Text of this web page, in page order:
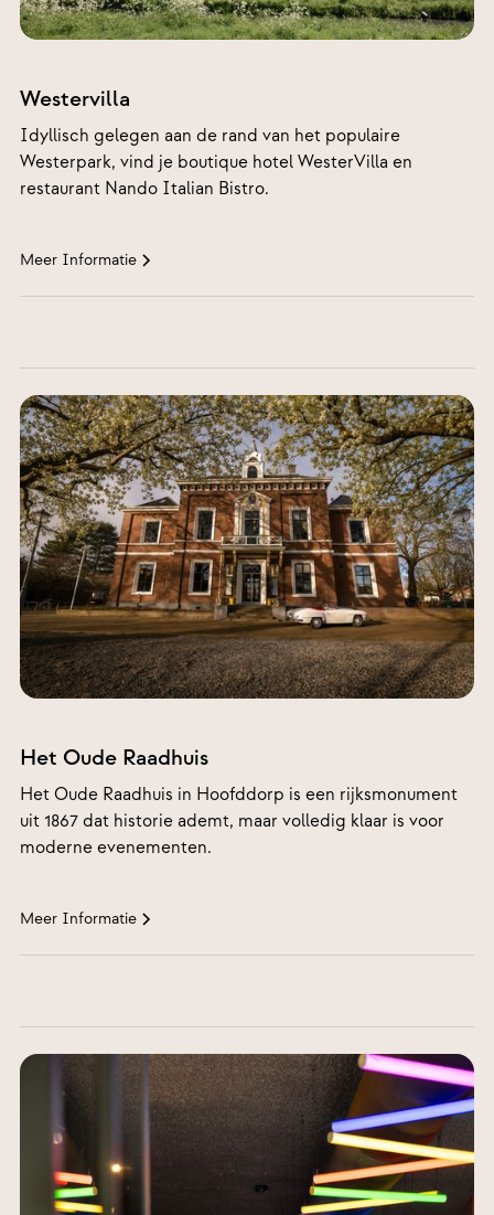
Amsterdam –
Amsterdam
Westervilla
Idyllisch gelegen aan de rand van het populaire
Westerpark, vind je boutique hotel WesterVilla en
restaurant Nando Italian Bistro.
Meer Informatie
BC
Hoofddorp
Het Oude Raadhuis
Het Oude Raadhuis in Hoofddorp is een rijksmonument
uit 1867 dat historie ademt, maar volledig klaar is voor
moderne evenementen.
Meer Informatie